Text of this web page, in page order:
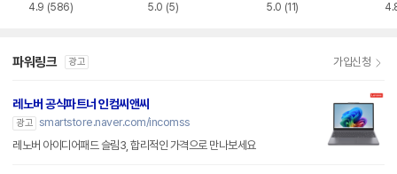
4.9 (586) 5.0 (5) 5.0 (11)
파워링크 광고 가입신청
레노버 공식파트너 인컴씨앤씨
광고 smartstore.naver.com/incomss
레노버 아이디어패드 슬림3, 합리적인 가격으로 만나보세요